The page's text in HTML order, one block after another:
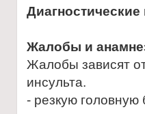
Диагностические
Жалобы и
Жалобы зависят
инсульта.
- резкую головную